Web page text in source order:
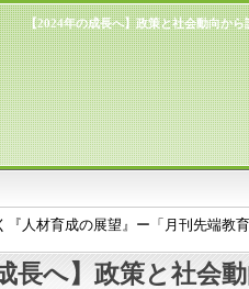
【2024年の成長へ】政策と社会動向か
『人材育成の展望』ー「月刊先端教
長へ】政策と社会